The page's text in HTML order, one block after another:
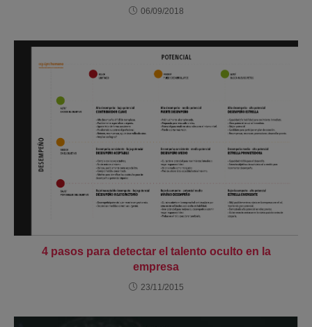
06/09/2018
4 pasos para detectar el talento oculto en la
empresa
23/11/2015